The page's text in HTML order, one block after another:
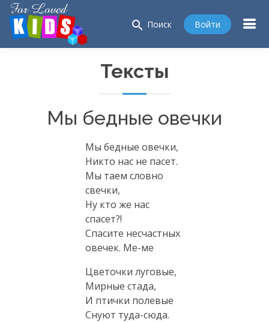
search Поиск Войти
Тексты
Мы бедные овечки
Мы бедные овечки,
Никто нас не пасет.
Мы таем словно
свечки,
Ну кто же нас
спасет?!
Спасите несчастных
овечек. Ме-ме
Цветочки луговые,
Мирные стада,
И птички полевые
Снуют туда-сюда.